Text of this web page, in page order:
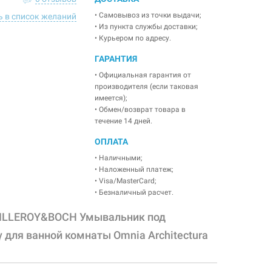
в список желаний
• Самовывоз из точки выдачи;
• Из пункта службы доставки;
• Курьером по адресу.
ГАРАНТИЯ
• Официальная гарантия от
производителя (если таковая
имеется);
• Обмен/возврат товара в
течение 14 дней.
ОПЛАТА
• Наличными;
• Наложенный платеж;
• Visa/MasterCard;
• Безналичный расчет.
Умывальник под
для ванной комнаты Omnia Architectura